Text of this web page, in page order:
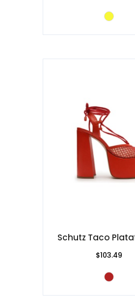
Schutz Taco
$103.49